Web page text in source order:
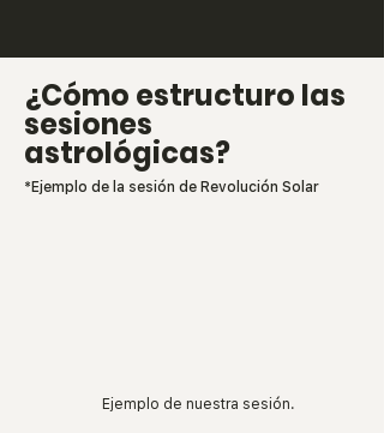
¿Cómo estructuro las
sesiones
astrológicas?
*Ejemplo de la sesión de Revolución Solar
Ejemplo de nuestra sesión.